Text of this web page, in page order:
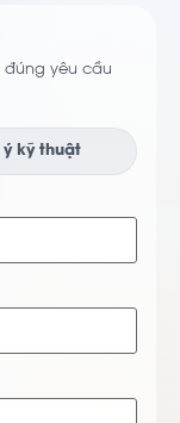
yêu cầu
ý kỹ thuật